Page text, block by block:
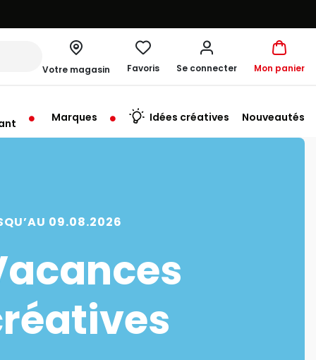
Votre magasin
à 19:30
Favoris Se connecter Mon panier
Marques Idées créatives Nouveautés
09.08.2026